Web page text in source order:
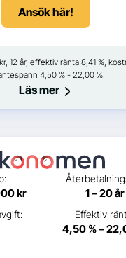
Ansök här!
12 år, effektiv ränta 8,41 %,
4,50 % - 22,00 %.
Läs mer
kr 1 – 20 år
Effektiv
4,50 % –